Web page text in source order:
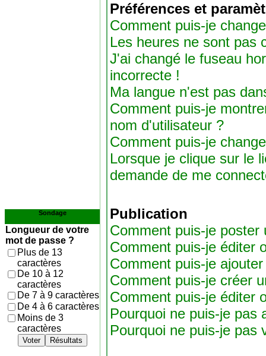
Sondage
Longueur de votre
mot de passe ?
Plus de 13
caractères
De 10 à 12
caractères
De 7 à 9 caractères
De 4 à 6 caractères
Moins de 3
caractères
Voter Résultats
Préférences et
Comment puis-je
Les heures ne sont pas
J'ai changé le fuseau
incorrecte !
Ma langue n'est pas
Comment puis-je
nom d'utilisateur ?
Comment puis-je
Lorsque je clique sur le
demande de me
Publication
Comment puis-je
Comment puis-je éditer
Comment puis-je
Comment puis-je créer
Comment puis-je éditer
Pourquoi ne puis-je pas
Pourquoi ne puis-je pas